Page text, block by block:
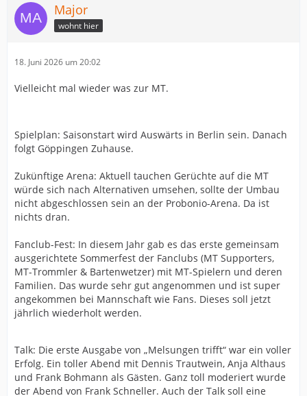
Major
wohnt hier
18. Juni 2026 um 20:02
Vielleicht mal wieder was zur MT.
Spielplan: Saisonstart wird Auswärts in Berlin sein. Danach
folgt Göppingen Zuhause.
Zukünftige Arena: Aktuell tauchen Gerüchte auf die MT
würde sich nach Alternativen umsehen, sollte der Umbau
nicht abgeschlossen sein an der Probonio-Arena. Da ist
nichts dran.
Fanclub-Fest: In diesem Jahr gab es das erste gemeinsam
ausgerichtete Sommerfest der Fanclubs (MT Supporters,
MT-Trommler & Bartenwetzer) mit MT-Spielern und deren
Familien. Das wurde sehr gut angenommen und ist super
angekommen bei Mannschaft wie Fans. Dieses soll jetzt
jährlich wiederholt werden.
Talk: Die erste Ausgabe von „Melsungen trifft“ war ein voller
Erfolg. Ein toller Abend mit Dennis Trautwein, Anja Althaus
und Frank Bohmann als Gästen. Ganz toll moderiert wurde
der Abend von Frank Schneller. Auch der Talk soll eine